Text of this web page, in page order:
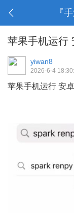
『
苹果手机运行
yiwan8
2026-6-4
苹果手机运行 安